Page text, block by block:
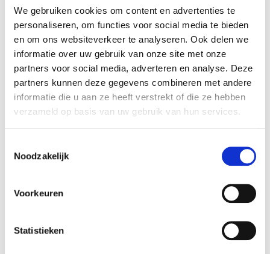
We gebruiken cookies om content en advertenties te
personaliseren, om functies voor social media te bieden
en om ons websiteverkeer te analyseren. Ook delen we
informatie over uw gebruik van onze site met onze
partners voor social media, adverteren en analyse. Deze
partners kunnen deze gegevens combineren met andere
informatie die u aan ze heeft verstrekt of die ze hebben
verzameld op basis van uw gebruik van hun services.
Noodzakelijk
Voorkeuren
Statistieken
portfolio, a youth project or a social initiative - the .eu
Web Awards offer a unique chance to be recognised
across Europe.
Key dates:
3–30 September– Nominations open (review
stage)
6–31 October
– Public voting and jury evaluation
and get ready for